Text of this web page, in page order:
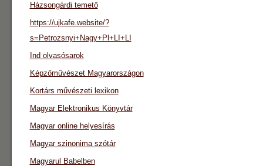
Házsongárdi temető
https://ujkafe.website/?
s=Petrozsnyi+Nagy+Pl+LI+LI
Ind olvasósarok
Képzőművészet Magyarországon
Kortárs művészeti lexikon
Magyar Elektronikus Könyvtár
Magyar online helyesírás
Magyar szinonima szótár
Magyarul Babelben